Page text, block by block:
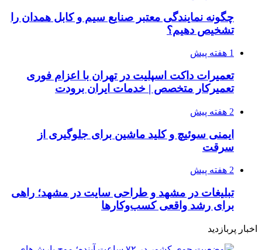
چگونه نمایندگی معتبر صنایع سیم و کابل همدان را
تشخیص دهیم؟
1 هفته پیش
تعمیرات داکت اسپلیت در تهران با اعزام فوری
تعمیرکار متخصص | خدمات ایران برودت
2 هفته پیش
ایمنی سوئیچ و کلید ماشین برای جلوگیری از
سرقت
2 هفته پیش
تبلیغات در مشهد و طراحی سایت در مشهد؛ راهی
برای رشد واقعی کسب‌وکارها
اخبار پربازدید